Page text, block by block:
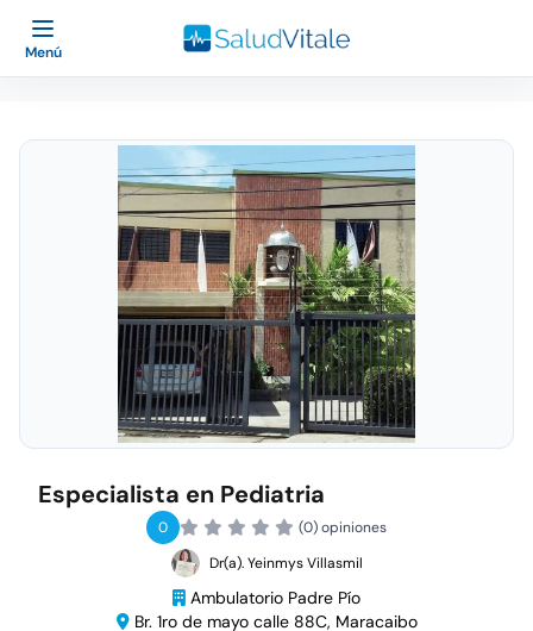
Menú
Especialista en Pediatria
0
(0) opiniones
Dr(a). Yeinmys Villasmil
Ambulatorio Padre Pío
Br. 1ro de mayo calle 88C, Maracaibo